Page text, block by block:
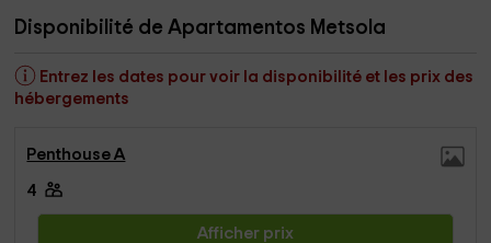
Disponibilité de Apartamentos Metsola
Entrez les dates pour voir la disponibilité et les prix des
hébergements
Penthouse A
4
Afficher prix